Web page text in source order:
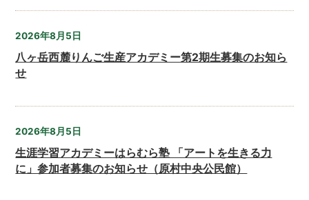
2026年8月5日
八ヶ岳西麓りんご生産アカデミー第2期生募集のお知ら
せ
2026年8月5日
生涯学習アカデミーはらむら塾 「アートを生きる力
に」参加者募集のお知らせ（原村中央公民館）